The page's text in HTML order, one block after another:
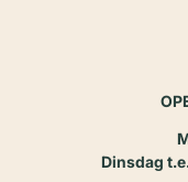
Dinsdag